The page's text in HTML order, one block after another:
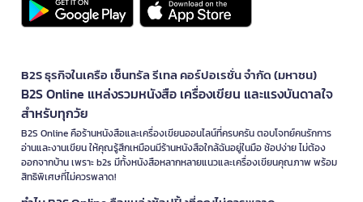
B2S ธุรกิจในเครือ เซ็นทรัล รีเทล คอร์ปอเรชั่น จำกัด (มหาชน)
B2S Online แหล่งรวมหนังสือ เครื่องเขียน และแรงบันดาลใจ
สำหรับทุกวัย
B2S Online คือร้านหนังสือและเครื่องเขียนออนไลน์ที่ครบครัน ตอบโจทย์คนรักการ
อ่านและงานเขียน ให้คุณรู้สึกเหมือนมีร้านหนังสือใกล้ฉันอยู่ในมือ ช้อปง่าย ไม่ต้อง
ออกจากบ้าน เพราะ b2s มีทั้งหนังสือหลากหลายแนวและเครื่องเขียนคุณภาพ พร้อม
สิทธิพิเศษที่ไม่ควรพลาด!